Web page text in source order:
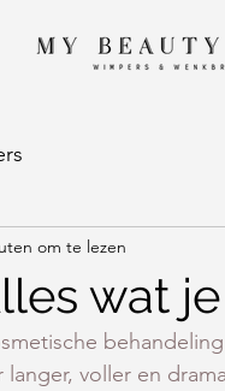
wat
om te lezen
voller en